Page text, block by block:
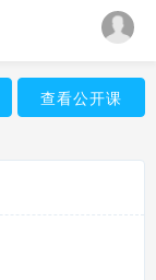
查看公开课